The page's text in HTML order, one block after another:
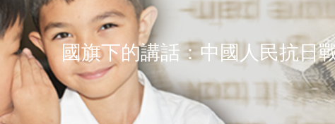
國旗下的講話：中國人民抗日